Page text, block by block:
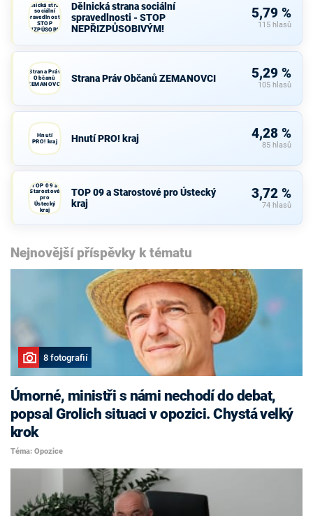
Dělnická strana
sociální
spravedlnosti -
STOP
NEPŘIZPŮSOBIVÝM!
Dělnická strana sociální
spravedlnosti - STOP
NEPŘIZPŮSOBIVÝM!
5,79 %
115 hlasů
Strana Práv
Občanů
ZEMANOVCI
Strana Práv Občanů ZEMANOVCI 5,29 %
105 hlasů
Hnutí
PRO! kraj
Hnutí PRO! kraj 4,28 %
85 hlasů
TOP 09 a
Starostové
pro
Ústecký
kraj
TOP 09 a Starostové pro Ústecký
kraj
3,72 %
74 hlasů
Nejnovější příspěvky k tématu
8 fotografií
Úmorné, ministři s námi nechodí do debat,
popsal Grolich situaci v opozici. Chystá velký
krok
Téma: Opozice